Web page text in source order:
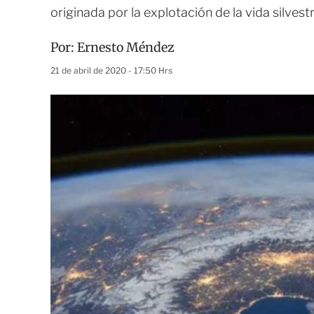
originada por la explotación de la vida
Por: Ernesto Méndez
21 de abril de 2020 - 17:50 Hrs